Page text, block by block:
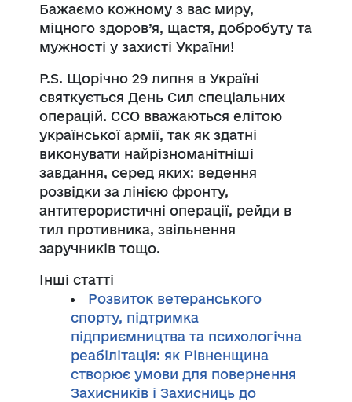
Бажаємо кожному з вас миру,
міцного здоров’я, щастя, добробуту та
мужності у захисті України!
P.S. Щорічно 29 липня в Україні
святкується День Сил спеціальних
операцій. ССО вважаються елітою
української армії, так як здатні
виконувати найрізноманітніші
завдання, серед яких: ведення
розвідки за лінією фронту,
антитерористичні операції, рейди в
тил противника, звільнення
заручників тощо.
Інші статті
Розвиток ветеранського
спорту, підтримка
підприємництва та психологічна
реабілітація: як Рівненщина
створює умови для повернення
Захисників і Захисниць до